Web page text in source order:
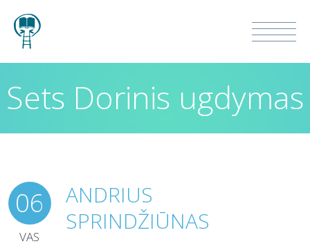
Sets Dorinis ugdymas
06
VAS
ANDRIUS
SPRINDŽIŪNAS